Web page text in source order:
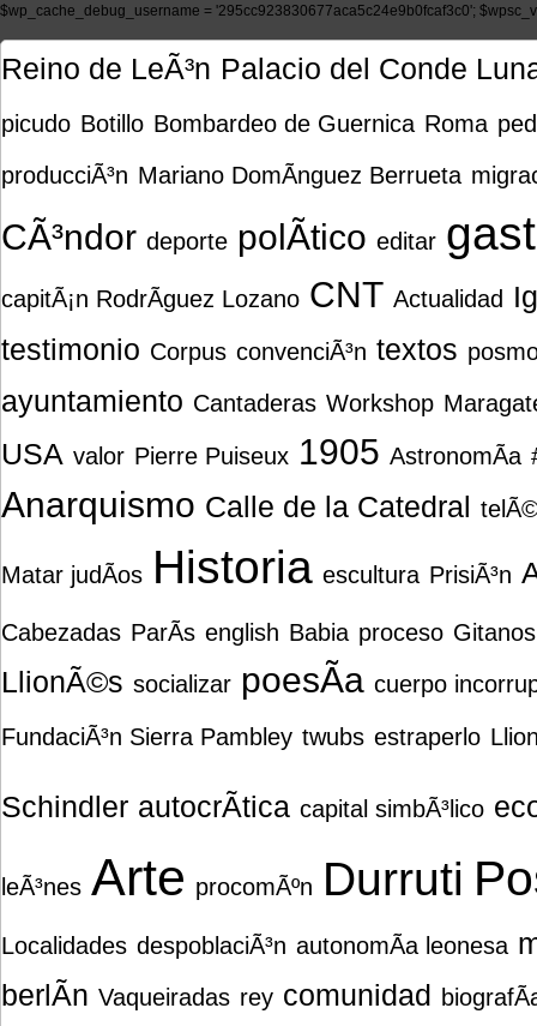
$wp_cache_debug_username = '295cc923830677aca5c24e9b0fcaf3c0';
Reino de LeÃ³n Palacio del Conde
picudo Botillo Bombardeo de Guernica Roma
producciÃ³n Mariano DomÃ­nguez Berrueta
CÃ³ndor deporte polÃ­tico editar
capitÃ¡n RodrÃ­guez Lozano CNT Actualidad
testimonio Corpus convenciÃ³n textos
ayuntamiento Cantaderas Workshop
USA valor Pierre Puiseux 1905 AstronomÃ­a
Anarquismo Calle de la Catedral
Matar judÃ­os Historia escultura PrisiÃ³n
Cabezadas ParÃ­s english Babia proceso Gitanos
LlionÃ©s socializar poesÃ­a cuerpo
FundaciÃ³n Sierra Pambley twubs estraperlo
Schindler autocrÃ­tica capital simbÃ³lico
leÃ³nes Arte procomÃºn Durruti
Localidades despoblaciÃ³n autonomÃ­a leonesa
berlÃ­n Vaqueiradas rey comunidad